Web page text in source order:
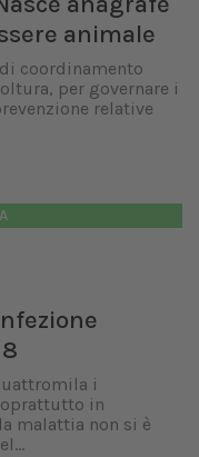
animale
coordinamento
per governare i
relative
i
in
malattia non si è